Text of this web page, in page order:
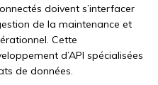
doivent s’interfacer
de la maintenance et
Cette
d’API spécialisées
de données.